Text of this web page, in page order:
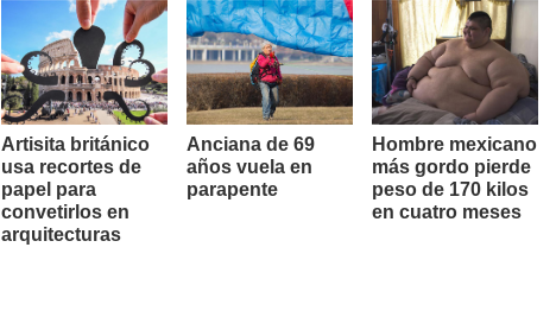
Artisita británico
usa recortes de
papel para
convetirlos en
arquitecturas
Anciana de 69
años vuela en
parapente
Hombre mexicano
más gordo pierde
peso de 170 kilos
en cuatro meses